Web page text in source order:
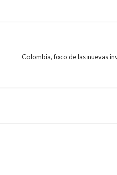
Colombia, foco de las nuevas